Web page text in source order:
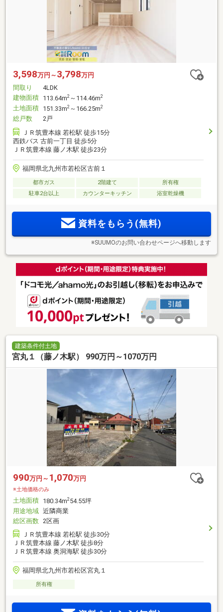
3,598万円～ 3,798万円
間取り
4LDK
建物面積 113.64m2 ～114.46m2
土地面積 151.33m2 ～166.25m2
総戸数
2戸
ＪＲ筑豊本線 若松駅 徒歩15分
西鉄バス 古前一丁目 徒歩5分
ＪＲ筑豊本線 藤ノ木駅 徒歩23分
福岡県北九州市若松区古前１
都市ガス 2階建て
所有権
駐車2台以上
カウンターキッチン 浴室乾燥機
資料をもらう(無料)
※SUUMOのお問い合わせページへ移動します
建築条件付土地
宮丸１（藤ノ木駅） 990万円～1070万円
990万円～ 1,070万円
※土地価格のみ
土地面積 180.34m2 54.55坪
用途地域 近隣商業
総区画数 2区画
ＪＲ筑豊本線 若松駅 徒歩30分
ＪＲ筑豊本線 藤ノ木駅 徒歩8分
ＪＲ筑豊本線 奥洞海駅 徒歩30分
福岡県北九州市若松区宮丸１
所有権